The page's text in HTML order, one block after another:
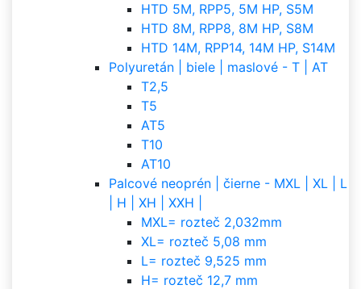
HTD 5M, RPP5, 5M HP, S5M
HTD 8M, RPP8, 8M HP, S8M
HTD 14M, RPP14, 14M HP, S14M
Polyuretán | biele | maslové - T | AT
T2,5
T5
AT5
T10
AT10
Palcové neoprén | čierne - MXL | XL | L
| H | XH | XXH |
MXL= rozteč 2,032mm
XL= rozteč 5,08 mm
L= rozteč 9,525 mm
H= rozteč 12,7 mm